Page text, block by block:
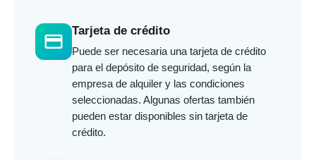
credit_card
Tarjeta de crédito
Puede ser necesaria una tarjeta de crédito
para el depósito de seguridad, según la
empresa de alquiler y las condiciones
seleccionadas. Algunas ofertas también
pueden estar disponibles sin tarjeta de
crédito.